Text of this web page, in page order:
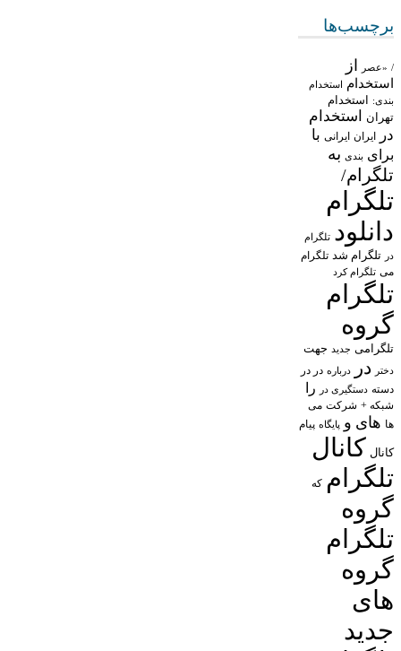
برچسب‌ها
/ «عصر از
استخدام استخدام
بندی: استخدام
تهران
استخدام
در
ایران ایرانی با
برای بندی به
تلگرام/
تلگرام
دانلود تلگرام
در تلگرام شد تلگرام
می تلگرام کرد
تلگرام
گروه
تلگرامی جدید جهت
دختر در درباره در در
دسته دستگیری در را
شبکه + شرکت می
ها های و پایگاه پیام
کانال کانال
تلگرام که
گروه
تلگرام
گروه
های
جدید